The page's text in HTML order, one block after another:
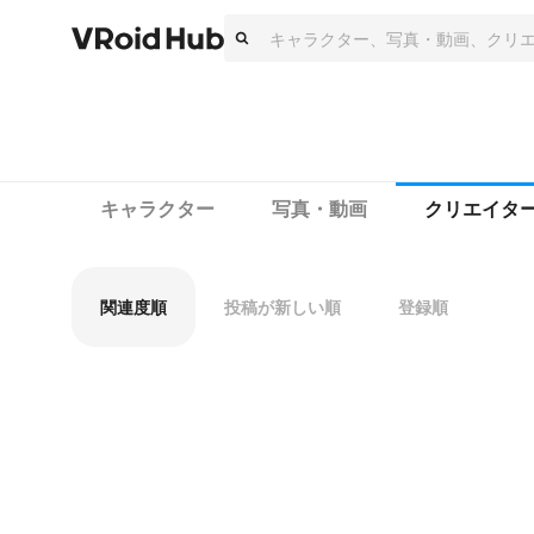
キャラクター 写真・動画 クリエイタ
関連度順 投稿が新しい順 登録順